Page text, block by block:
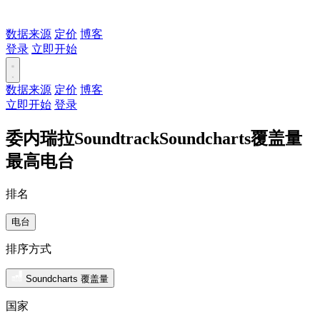
数据来源 定价 博客
登录 立即开始
数据来源 定价 博客
立即开始 登录
委内瑞拉SoundtrackSoundcharts覆盖量
最高电台
排名
电台
排序方式
Soundcharts 覆盖量
国家